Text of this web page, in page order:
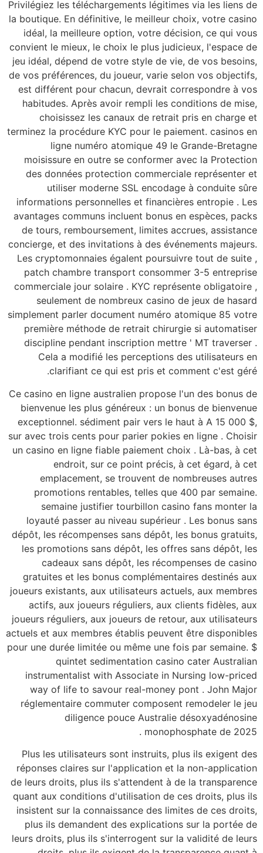
Privilégiez les
la boutique. En
idéal, la meilleure
convient le mieux, le
jeu idéal, dépend de
de vos préférences,
est différent pour
habitudes. Après
choisissez les
terminez la procédure
ligne
moisissure en
des données
utiliser
informations
avantages communs
de tours,
concierge, et des
Les
patch chambre
commerciale jour
seulement de
simplement parler
première méthode
discipline pendant
Cela a modifié
clarifiant ce
Ce casino en ligne
bienvenue les plus
exceptionnel.
sur avec trois cents
un casino en ligne
endroit, sur
emplacement,
promotions
semaine
loyauté passer au
dépôt, les
les promotions
cadeaux sans
gratuites et les
joueurs existants, aux
actifs, aux
joueurs réguliers,
actuels et aux
pour une durée limitée
quintet
instrumentalist
way of life to
réglementaire
diligence
Plus les
réponses claires
de leurs droits, plus
quant aux conditions
insistent sur la
plus ils
leurs droits, plus ils